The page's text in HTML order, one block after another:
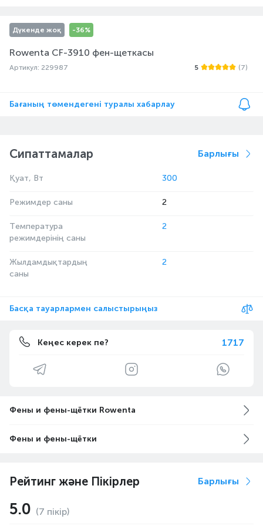
Дүкенде жоқ -36%
Rowenta CF-3910 фен-щеткасы
Артикул: 229987 5 (7)
Бағаның төмендегені туралы хабарлау
Сипаттамалар Барлығы
Қуат, Вт 300
Режимдер саны 2
Температура
режимдерінің саны
2
Жылдамдықтардың
саны
2
Басқа тауарлармен салыстырыңыз
Кеңес керек пе? 1717
Фены и фены-щётки Rowenta
Фены и фены-щётки
Рейтинг және Пікірлер Барлығы
5.0 (7 пікір)